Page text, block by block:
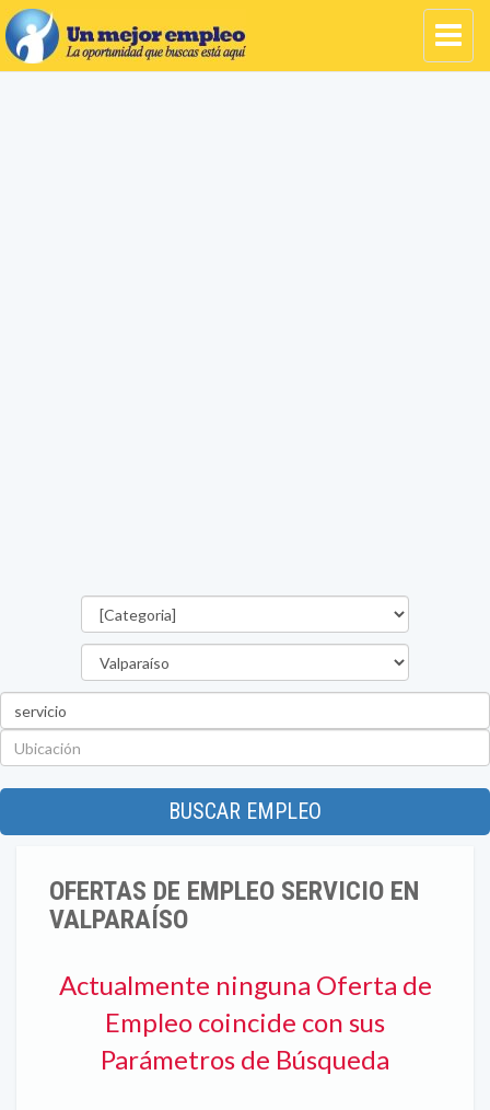
BUSCAR EMPLEO
OFERTAS DE EMPLEO SERVICIO EN
VALPARAÍSO
Actualmente ninguna Oferta de
Empleo coincide con sus
Parámetros de Búsqueda